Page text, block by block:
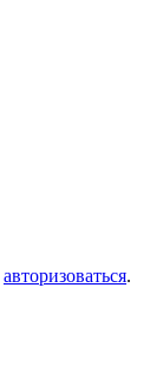
авторизоваться.